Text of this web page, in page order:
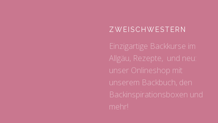
ZWEISCHWESTERN
Einzigartige Backkurse im
Allgäu, Rezepte, und neu:
unser Onlineshop mit
unserem Backbuch, den
Backinspirationsboxen und
mehr!